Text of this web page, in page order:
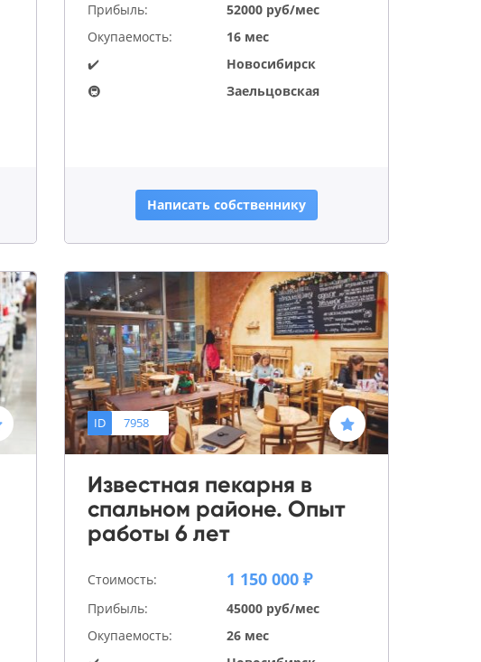
Прибыль:
52000 руб/мес
Окупаемость:
16 мес
✔️
Новосибирск
🚇
Заельцовская
Написать собственнику
ID 7958
Известная пекарня в
спальном районе. Опыт
работы 6 лет
Стоимость: 1 150 000 ₽
Прибыль:
45000 руб/мес
Окупаемость:
26 мес